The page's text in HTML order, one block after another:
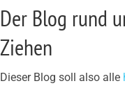
Der Blog rund
Ziehen
Dieser Blog soll also alle